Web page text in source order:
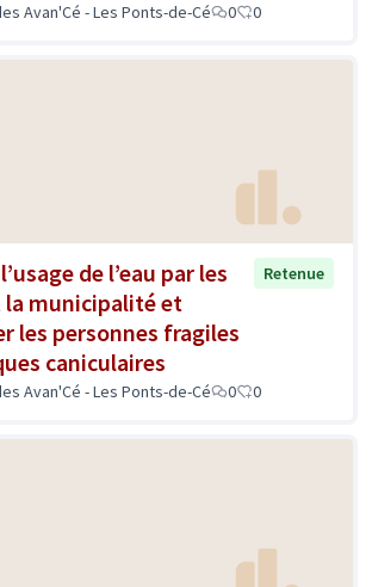
Avan'Cé - Les Ponts-de-Cé 0 0
de l’eau par les
municipalité et
les personnes fragiles
caniculaires
Retenue
Avan'Cé - Les Ponts-de-Cé 0 0